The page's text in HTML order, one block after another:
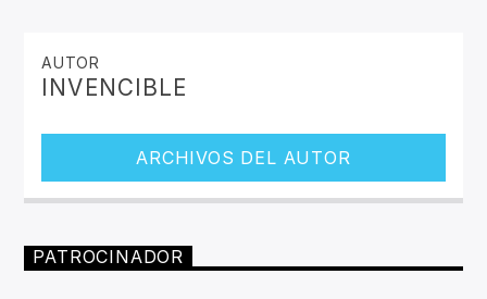
AUTOR
INVENCIBLE
ARCHIVOS DEL AUTOR
PATROCINADOR